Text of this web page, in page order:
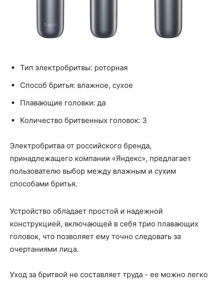
Тип электробритвы: роторная
Способ бритья: влажное, сухое
Плавающие головки: да
Количество бритвенных головок: 3
Электробритва от российского бренда,
принадлежащего компании «Яндекс», предлагает
пользователю выбор между влажным и сухим
способами бритья.
Устройство обладает простой и надежной
конструкцией, включающей в себя трио плавающих
головок, что позволяет ему точно следовать за
очертаниями лица.
Уход за бритвой не составляет труда - ее можно легко